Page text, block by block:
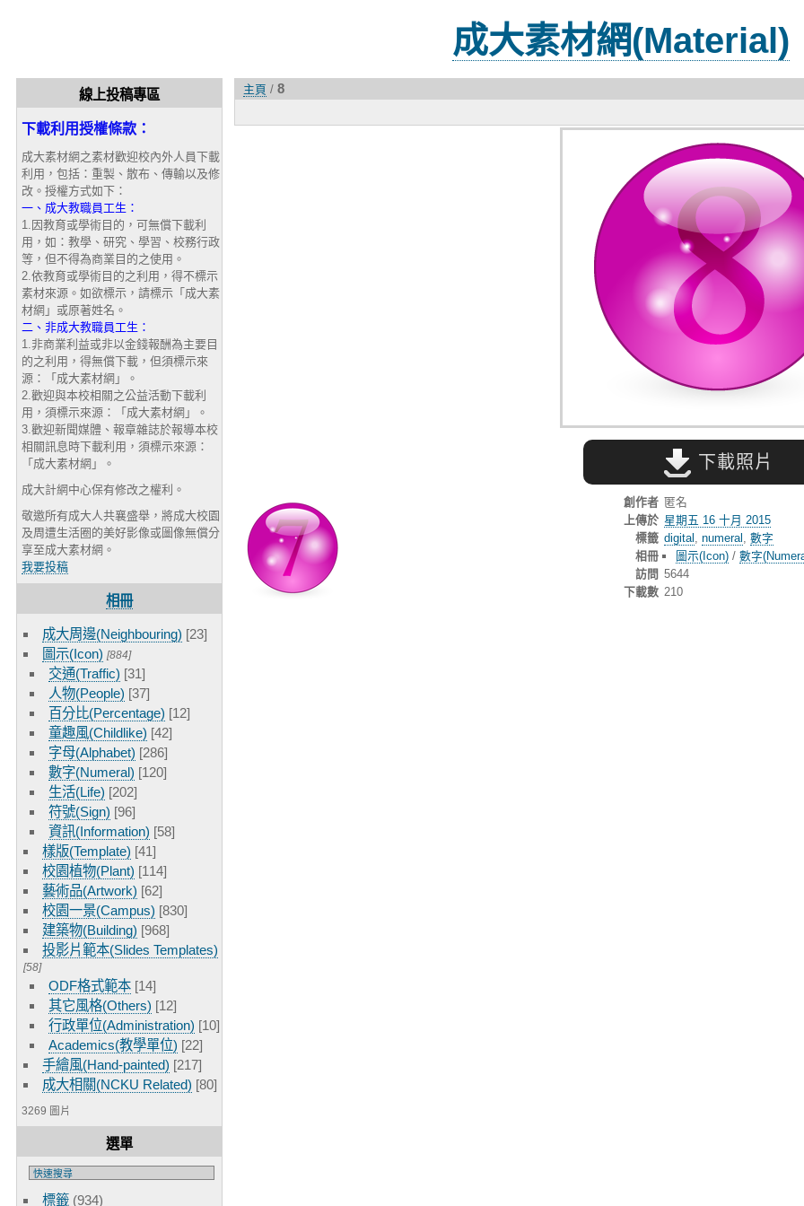
成大素材網(Material)
線上投稿專區
下載利用授權條款：
成大素材網之素材歡迎校內外人員下載
利用，包括：重製、散布、傳輸以及修
改。授權方式如下：
一、成大教職員工生：
1.因教育或學術目的，可無償下載利
用，如：教學、研究、學習、校務行政
等，但不得為商業目的之使用。
2.依教育或學術目的之利用，得不標示
素材來源。如欲標示，請標示「成大素
材網」或原著姓名。
二、非成大教職員工生：
1.非商業利益或非以金錢報酬為主要目
的之利用，得無償下載，但須標示來
源：「成大素材網」。
2.歡迎與本校相關之公益活動下載利
用，須標示來源：「成大素材網」。
3.歡迎新聞媒體、報章雜誌於報導本校
相關訊息時下載利用，須標示來源：
「成大素材網」。
成大計網中心保有修改之權利。
敬邀所有成大人共襄盛舉，將成大校園
及周遭生活圈的美好影像或圖像無償分
享至成大素材網。
我要投稿
相冊
成大周邊(Neighbouring) [23]
圖示(Icon) [884]
交通(Traffic) [31]
人物(People) [37]
百分比(Percentage) [12]
童趣風(Childlike) [42]
字母(Alphabet) [286]
數字(Numeral) [120]
生活(Life) [202]
符號(Sign) [96]
資訊(Information) [58]
樣版(Template) [41]
校園植物(Plant) [114]
藝術品(Artwork) [62]
校園一景(Campus) [830]
建築物(Building) [968]
投影片範本(Slides Templates)
[58]
ODF格式範本 [14]
其它風格(Others) [12]
行政單位(Administration) [10]
Academics(教學單位) [22]
手繪風(Hand-painted) [217]
成大相關(NCKU Related) [80]
3269 圖片
選單
標籤 (934)
主頁 / 8
下載照片
創作者 匿名
上傳於 星期五 16 十月 2015
標籤 digital numeral
數字
相冊
圖示(Icon)/ 數字
訪問 5644
下載數 210